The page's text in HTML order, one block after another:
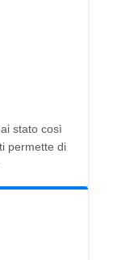
stato così
permette di